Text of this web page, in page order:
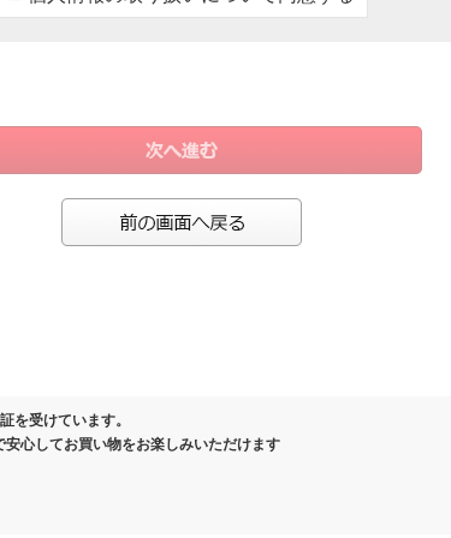
させていただくため
理させていただくため
を交わさせていただいた場合
フォンアプリ等でクーポン等の特典をお届けさせていただくため
がある場合であって、ご本人さまの同意を得ることが困難であると
のために特に必要がある場合であって、ご本人さまの同意を得るこ
を受けた者が法令の定める事務を遂行することに対して協力する
を受けています。
心してお買い物をお楽しみいただけます